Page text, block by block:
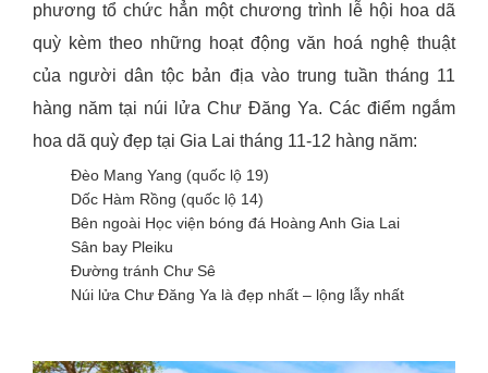
phương tổ chức hẳn một chương trình lễ hội hoa dã
quỳ kèm theo những hoạt động văn hoá nghệ thuật
của người dân tộc bản địa vào trung tuần tháng 11
hàng năm tại núi lửa Chư Đăng Ya. Các điểm ngắm
hoa dã quỳ đẹp tại Gia Lai tháng 11-12 hàng năm:
Đèo Mang Yang (quốc lộ 19)
Dốc Hàm Rồng (quốc lộ 14)
Bên ngoài Học viện bóng đá Hoàng Anh Gia Lai
Sân bay Pleiku
Đường tránh Chư Sê
Núi lửa Chư Đăng Ya là đẹp nhất – lộng lẫy nhất